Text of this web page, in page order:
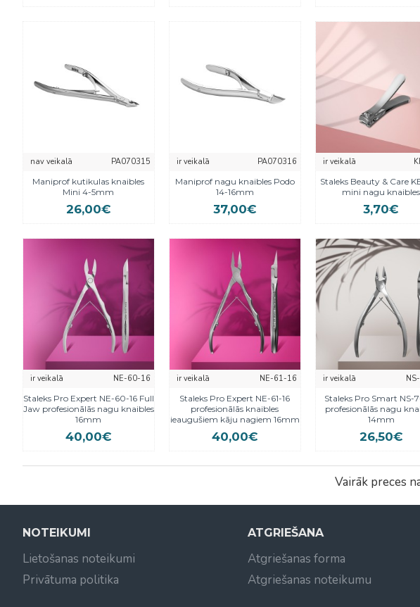
nav veikalā
PA070315
Maniprof kutikulas knaibles
Mini 4-5mm
26,00€
ir veikalā
PA070316
Maniprof nagu knaibles Podo
14-16mm
37,00€
ir veikalā
Staleks Beauty & Care
mini nagu knaibles
3,70€
ir veikalā
NE-60-16
Staleks Pro Expert NE-60-16 Full
Jaw profesionālās nagu knaibles
16mm
40,00€
ir veikalā
NE-61-16
Staleks Pro Expert NE-61-16
profesionālās knaibles
ieaugušiem kāju nagiem 16mm
40,00€
ir veikalā
Staleks Pro Smart NS-
profesionālās nagu
14mm
26,50€
Vairāk preces
NOTEIKUMI
Lietošanas noteikumi
Privātuma politika
ATGRIEŠANA
Atgriešanas forma
Atgriešanas noteikumu